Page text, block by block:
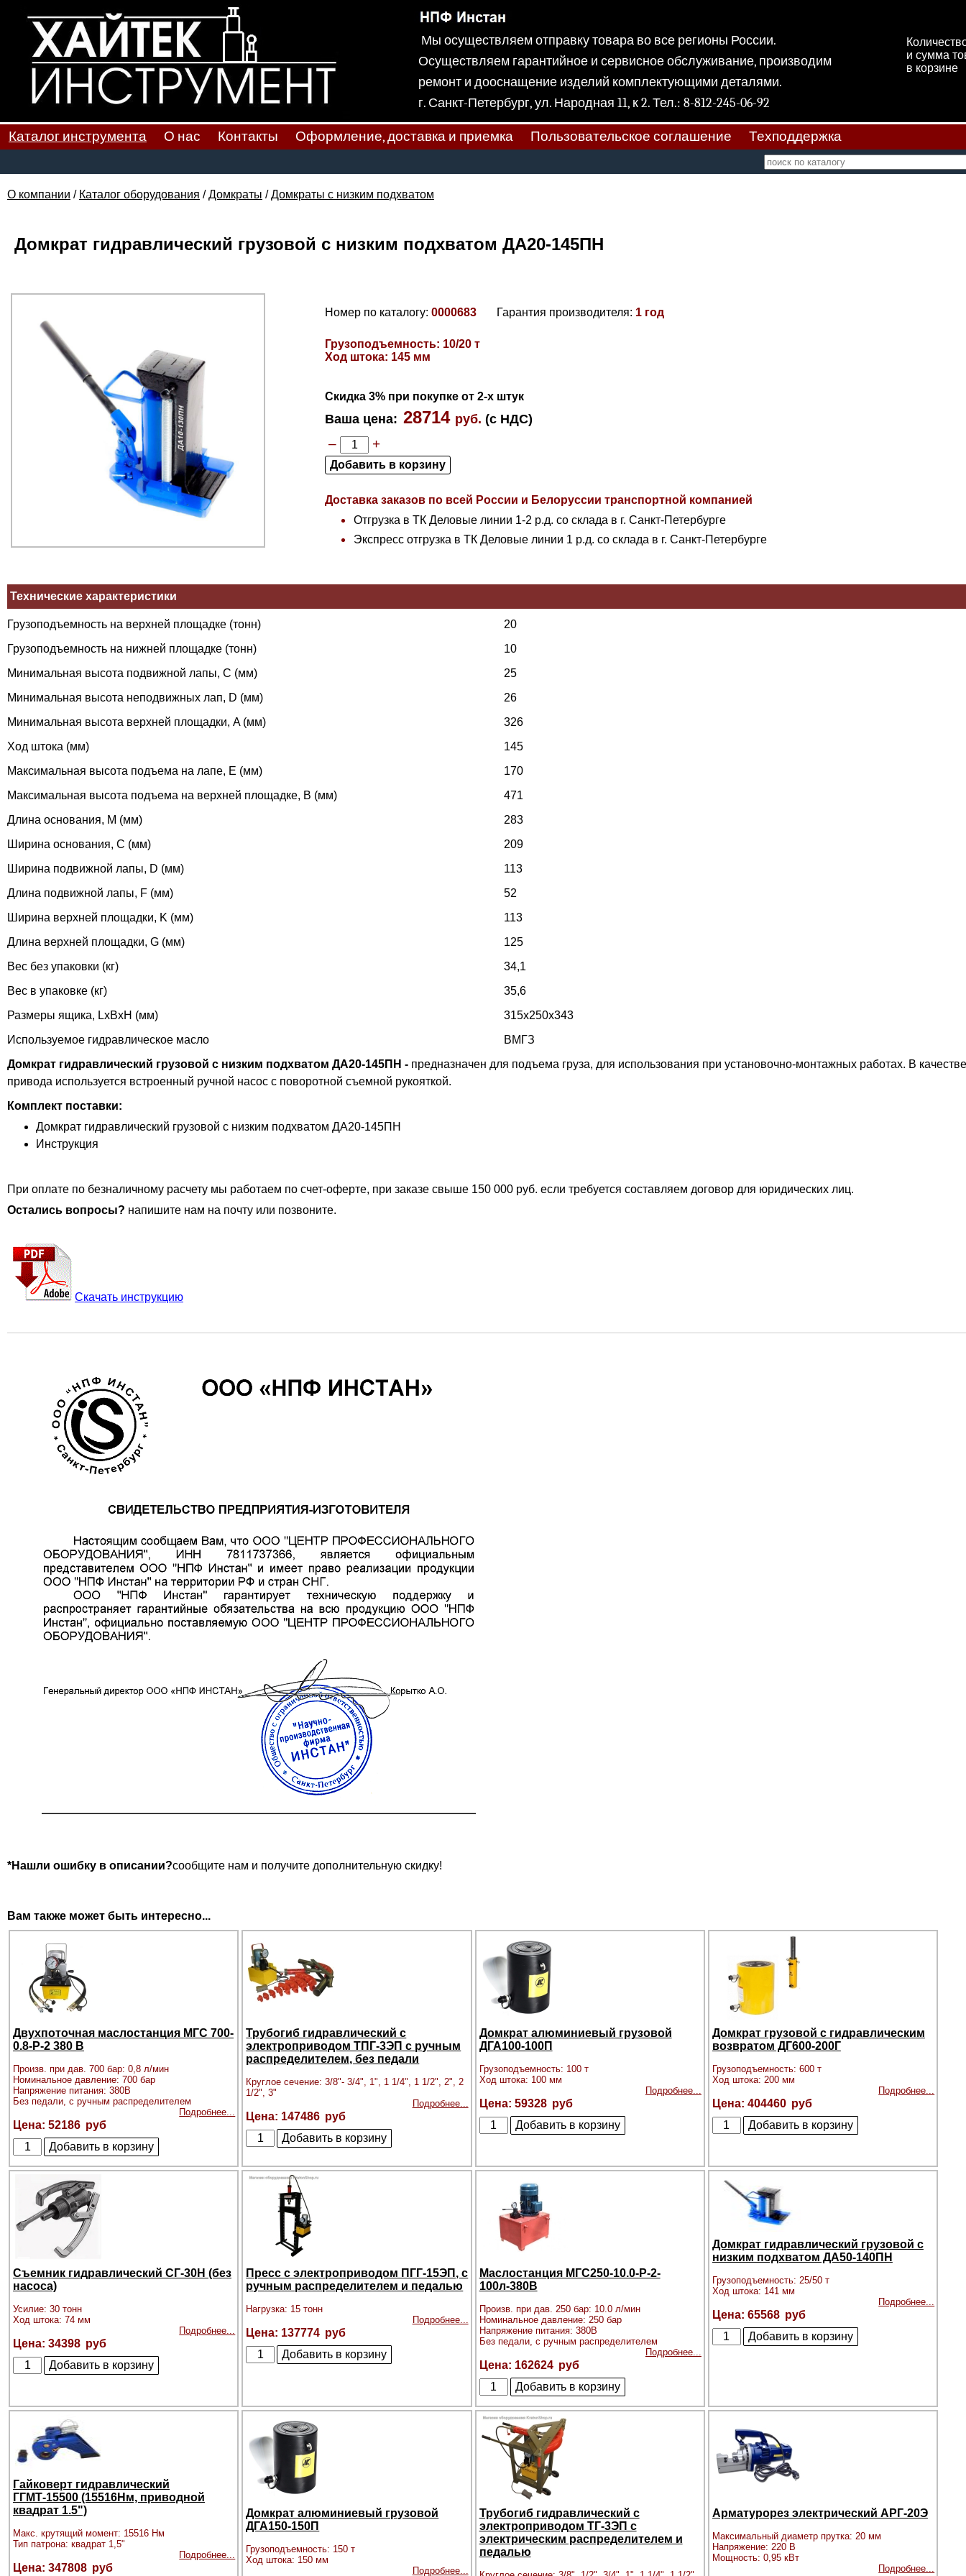
Мы осуществляем отправку товара во все регионы России.
Осуществляем гарантийное и сервисное обслуживание, производим
ремонт и дооснащение изделий комплектующими деталями.
г. Санкт-Петербург, ул. Народная 11, к 2. Тел.: 8-812-245-06-92
и сумма
в корзине
Каталог инструмента О нас Контакты Оформление, доставка и приемка Пользовательское соглашение Техподдержка
О компании / Каталог оборудования /Домкраты /Домкраты с низким подхватом
Домкрат гидравлический грузовой с низким подхватом ДА20-145ПН
Номер по каталогу: 0000683 Гарантия производителя: 1 год
Грузоподъемность: 10/20 т
Ход штока: 145 мм
Скидка 3% при покупке от 2-х штук
Ваша цена: 28714 руб. (с НДС)
– +
Доставка заказов по всей России и Белоруссии транспортной компанией
Отгрузка в ТК Деловые линии 1-2 р.д. со склада в г. Санкт-Петербурге
Экспресс отгрузка в ТК Деловые линии 1 р.д. со склада в г. Санкт-Петербурге
Технические характеристики
Грузоподъемность на верхней площадке (тонн)
20
Грузоподъемность на нижней площадке (тонн)
10
Минимальная высота подвижной лапы, C (мм)
25
Минимальная высота неподвижных лап, D (мм)
26
Минимальная высота верхней площадки, A (мм)
326
Ход штока (мм)
145
Максимальная высота подъема на лапе, E (мм)
170
Максимальная высота подъема на верхней площадке, B (мм)
471
Длина основания, M (мм)
283
Ширина основания, C (мм)
209
Ширина подвижной лапы, D (мм)
113
Длина подвижной лапы, F (мм)
52
Ширина верхней площадки, K (мм)
113
Длина верхней площадки, G (мм)
125
Вес без упаковки (кг)
34,1
Вес в упаковке (кг)
35,6
Размеры ящика, LxBxH (мм)
315х250х343
Используемое гидравлическое масло
ВМГЗ
Домкрат гидравлический грузовой с низким подхватом ДА20-145ПН - предназначен для подъема груза, для использования при установочно-монтажных работах. В качестве
привода используется встроенный ручной насос с поворотной съемной рукояткой.
Комплект поставки:
Домкрат гидравлический грузовой с низким подхватом ДА20-145ПН
Инструкция
При оплате по безналичному расчету мы работаем по счет-оферте, при заказе свыше 150 000 руб. если требуется составляем договор для юридических лиц.
Остались вопросы? напишите нам на почту или позвоните.
Скачать инструкцию
*Нашли ошибку в описании?сообщите нам и получите дополнительную скидку!
Вам также может быть интересно...
Двухпоточная маслостанция МГС 700-
0.8-Р-2 380 В
Произв. при дав. 700 бар: 0,8 л/мин
Номинальное давление: 700 бар
Напряжение питания: 380В
Без педали, с ручным распределителем
Подробнее...
52186
Трубогиб гидравлический с
электроприводом ТПГ-3ЭП с ручным
распределителем, без педали
Круглое сечение: 3/8"- 3/4", 1", 1 1/4", 1 1/2", 2", 2
1/2", 3"
Подробнее...
147486
Домкрат алюминиевый грузовой
ДГА100-100П
Грузоподъемность: 100 т
Ход штока: 100 мм
Подробнее...
59328
Домкрат грузовой с гидравлическим
возвратом ДГ600-200Г
Грузоподъемность: 600 т
Ход штока: 200 мм
Подробнее...
404460
Съемник гидравлический СГ-30Н (без
насоса)
Усилие: 30 тонн
Ход штока: 74 мм
Подробнее...
34398
Пресс с электроприводом ПГГ-15ЭП, с
ручным распределителем и педалью
Нагрузка: 15 тонн
Подробнее...
137774
Маслостанция МГС250-10.0-Р-2-
100л-380В
Произв. при дав. 250 бар: 10.0 л/мин
Номинальное давление: 250 бар
Напряжение питания: 380В
Без педали, с ручным распределителем
Подробнее...
162624
Домкрат гидравлический грузовой с
низким подхватом ДА50-140ПН
Грузоподъемность: 25/50 т
Ход штока: 141 мм
Подробнее...
65568
Гайковерт гидравлический
ГГМТ-15500 (15516Нм, приводной
квадрат 1.5")
Макс. крутящий момент: 15516 Нм
Тип патрона: квадрат 1,5"
Подробнее...
347808
Домкрат алюминиевый грузовой
ДГА150-150П
Грузоподъемность: 150 т
Ход штока: 150 мм
Подробнее...
Трубогиб гидравлический с
электроприводом ТГ-3ЭП с
электрическим распределителем и
педалью
Арматурорез электрический АРГ-20Э
Максимальный диаметр прутка: 20 мм
Напряжение: 220 В
Мощность: 0,95 кВт
Подробнее...